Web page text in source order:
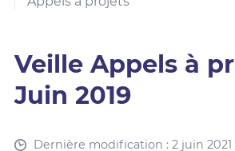
Veille Appels à
Juin 2019
Dernière modification : 2 juin 2021